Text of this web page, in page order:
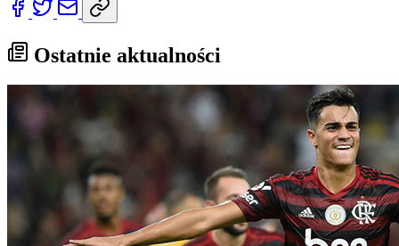
Ostatnie aktualności